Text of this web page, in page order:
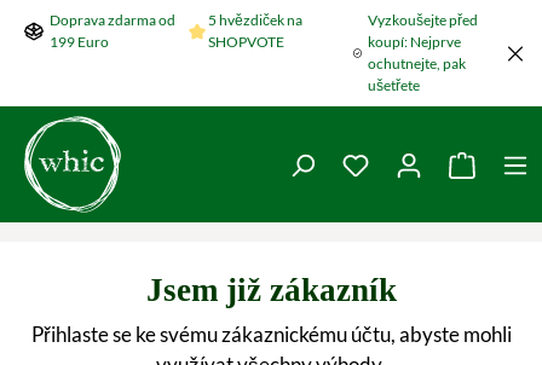
Přeskočit na hlavní obsah
Doprava zdarma od
199 Euro
5 hvězdiček na
SHOPVOTE
Vyzkoušejte před
koupí: Nejprve
ochutnejte, pak
ušetřete
Máte 0 položky v
Jsem již zákazník
Přihlaste se ke svému zákaznickému účtu, abyste mohli